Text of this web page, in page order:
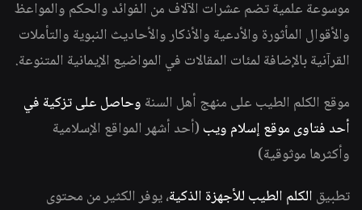
موسوعة علمية تضم عشرات الآلاف من الفوائد والحكم والمواعظ
والأقوال المأثورة والأدعية والأذكار والأحاديث النبوية والتأملات
القرآنية بالإضافة لمئات المقالات في المواضيع الإيمانية المتنوعة.
موقع الكلم الطيب على منهج أهل السنة وحاصل على تزكية في
أحد فتاوى موقع إسلام ويب (أحد أشهر المواقع الإسلامية
وأكثرها موثوقية)
تطبيق الكلم الطيب للأجهزة الذكية، يوفر الكثير من محتوى